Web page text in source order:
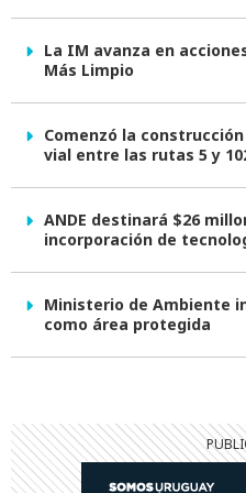
La IM avanza en
Más Limpio
Comenzó la
vial entre las rutas 5 y
ANDE destinará $26
incorporación de
Ministerio de Ambiente
como área protegida